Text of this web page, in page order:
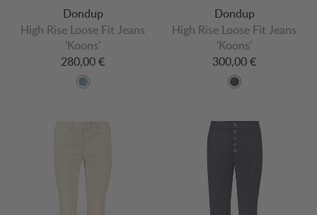
Dondup
High Rise Loose Fit Jeans
'Koons'
280,00 €
Dondup
High Rise Loose Fit Jeans
'Koons'
300,00 €